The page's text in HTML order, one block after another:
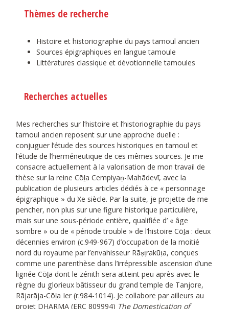
Thèmes de recherche
Histoire et historiographie du pays tamoul ancien
Sources épigraphiques en langue tamoule
Littératures classique et dévotionnelle tamoules
Recherches actuelles
Mes recherches sur l’histoire et l’historiographie du pays
tamoul ancien reposent sur une approche duelle :
conjuguer l’étude des sources historiques en tamoul et
l’étude de l’herméneutique de ces mêmes sources. Je me
consacre actuellement à la valorisation de mon travail de
thèse sur la reine Cōḻa Cempiyaṉ-Mahādevī, avec la
publication de plusieurs articles dédiés à ce « personnage
épigraphique » du Xe siècle. Par la suite, je projette de me
pencher, non plus sur une figure historique particulière,
mais sur une sous-période entière, qualifiée d’ « âge
sombre » ou de « période trouble » de l’histoire Cōḻa : deux
décennies environ (c.949-967) d’occupation de la moitié
nord du royaume par l’envahisseur Rāṣṭrakūṭa, conçues
comme une parenthèse dans l’irrépressible ascension d’une
lignée Cōḻa dont le zénith sera atteint peu après avec le
règne du glorieux bâtisseur du grand temple de Tanjore,
Rājarāja-Cōḻa Ier (r.984-1014). Je collabore par ailleurs au
projet DHARMA (ERC 809994) The Domestication of